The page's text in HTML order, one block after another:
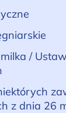
/
z dnia 26